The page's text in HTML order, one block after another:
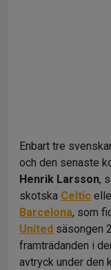
Enbart tre
och den senaste
Henrik Larsson,
skotska Celtic
Barcelona, som
United säsongen
framträdanden i
avtryck under den